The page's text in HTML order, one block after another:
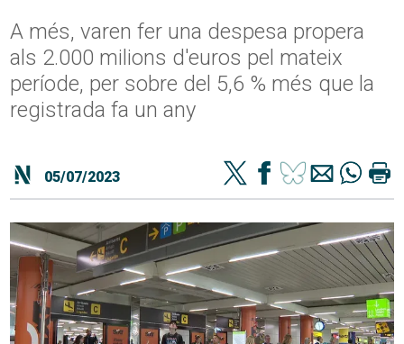
A més, varen fer una despesa propera
als 2.000 milions d'euros pel mateix
període, per sobre del 5,6 % més que la
registrada fa un any
05/07/2023